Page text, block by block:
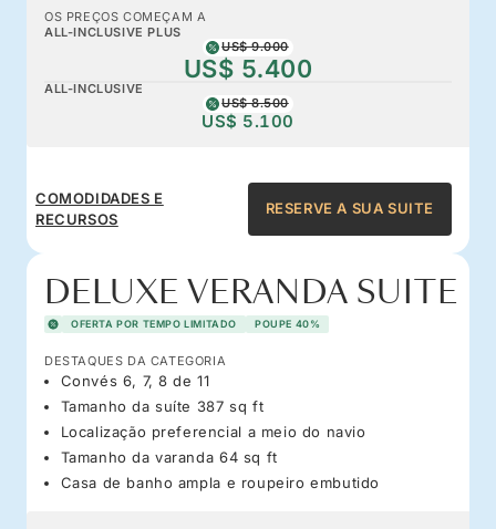
OS PREÇOS COMEÇAM A
ALL-INCLUSIVE PLUS
US$ 9.000
US$ 5.400
ALL-INCLUSIVE
US$ 8.500
US$ 5.100
COMODIDADES E
RECURSOS
RESERVE A SUA SUITE
DELUXE VERANDA SUITE
OFERTA POR TEMPO LIMITADO POUPE 40%
DESTAQUES DA CATEGORIA
Convés 6, 7, 8 de 11
Tamanho da suíte 387 sq ft
Localização preferencial a meio do navio
Tamanho da varanda 64 sq ft
Casa de banho ampla e roupeiro embutido